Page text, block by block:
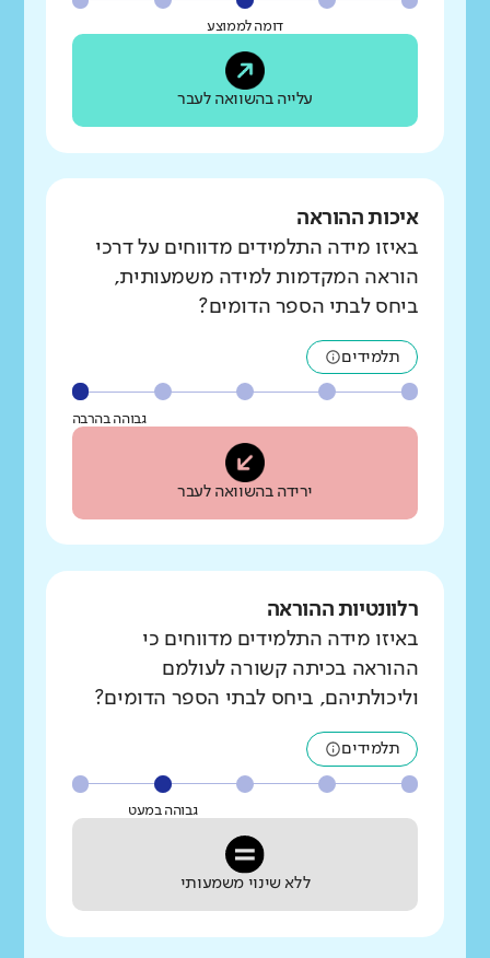
דומה לממוצע
עלייה בהשוואה לעבר
איכות ההוראה
באיזו מידה התלמידים מדווחים על דרכי
הוראה המקדמות למידה משמעותית,
ביחס לבתי הספר הדומים?
תלמידים
גבוהה בהרבה
ירידה בהשוואה לעבר
רלוונטיות ההוראה
באיזו מידה התלמידים מדווחים כי
ההוראה בכיתה קשורה לעולמם
וליכולתיהם, ביחס לבתי הספר הדומים?
תלמידים
גבוהה במעט
ללא שינוי משמעותי